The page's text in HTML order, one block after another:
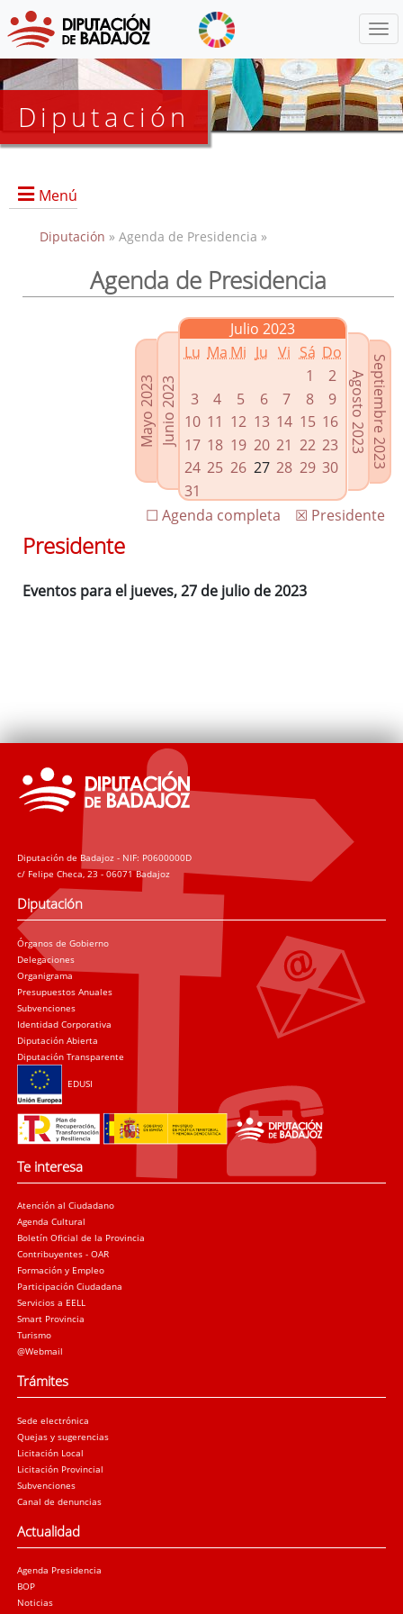
Diputación
Menú
Presidencia
Enlaces relacionados
Agenda de Presidencia
Plenos provinciales y Juntas de gobierno
Oficina de Proyectos Europeos
Diputación » Agenda de Presidencia »
Agenda de Presidencia
Mayo 2023Junio 2023
Julio 2023
Lu Ma Mi Ju Vi Sá Do
1
2
3
4 5 6 7 8
9
10 11 12 13 14 15 16
17 18 19 20 21 22 23
24 25 26 27 28 29 30
31
Septiembre 2023
Agosto 2023
☒ Presidente
☐ Agenda completa
Presidente
Eventos para el jueves, 27 de julio de 2023
Diputación de Badajoz - NIF: P0600000D
c/ Felipe Checa, 23 - 06071 Badajoz
Diputación
Órganos de Gobierno
Delegaciones
Organigrama
Presupuestos Anuales
Subvenciones
Identidad Corporativa
Diputación Abierta
Diputación Transparente
EDUSI
Te interesa
Atención al Ciudadano
Agenda Cultural
Boletín Oficial de la Provincia
Contribuyentes - OAR
Formación y Empleo
Participación Ciudadana
Servicios a EELL
Smart Provincia
Turismo
@Webmail
Trámites
Sede electrónica
Quejas y sugerencias
Licitación Local
Licitación Provincial
Subvenciones
Canal de denuncias
Actualidad
Agenda Presidencia
BOP
Noticias